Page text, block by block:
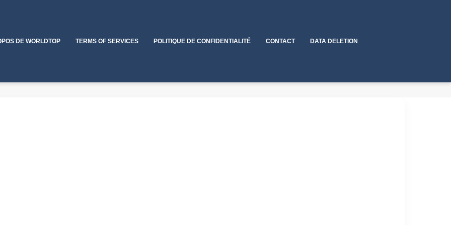
DE WORLDTOP TERMS OF SERVICES POLITIQUE DE CONFIDENTIALITÉ CONTACT DATA DELETION